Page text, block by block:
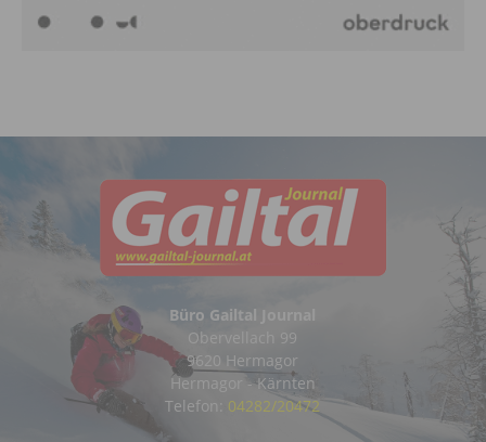
Büro Gailtal Journal
Obervellach 99
9620 Hermagor
Hermagor - Kärnten
Telefon: 04282/20472